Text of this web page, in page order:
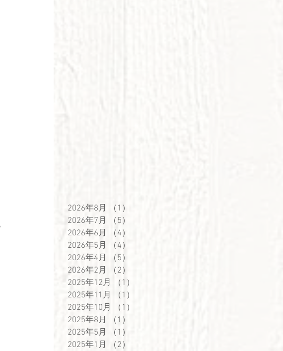
2026年8月 （1）
2026年7月
（5）
2026年6月
（4）
2026年5月
（4）
2026年4月
（5）
2026年2月
（2）
2025年12月
（1）
2025年11月
（1）
2025年10月
（1）
2025年8月
（1）
2025年5月
（1）
2025年1月
（2）